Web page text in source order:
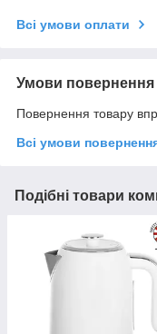
Всі умови оплати
Умови повернення
Повернення товару
Всі умови
Подібні товари